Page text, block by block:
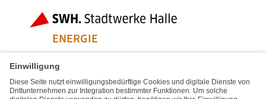
Bereiche der
ENERGIE
WASSER & ENTSORGUNG
MOBILITÄT & LOGISTIK